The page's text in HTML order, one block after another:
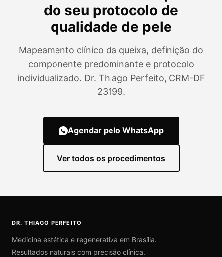
do seu protocolo de
qualidade de pele
Mapeamento clínico da queixa, definição do
componente predominante e protocolo
individualizado. Dr. Thiago Perfeito, CRM-DF
23199.
Agendar pelo WhatsApp
Ver todos os procedimentos
DR. THIAGO PERFEITO
Medicina estética e regenerativa em Brasília.
Resultados naturais com precisão clínica.